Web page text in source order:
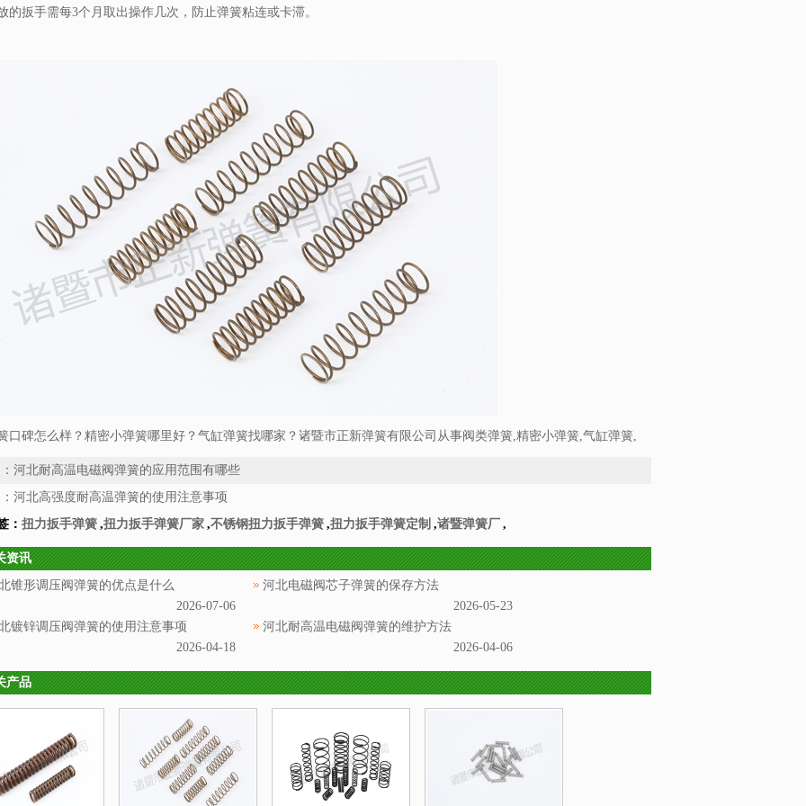
的扳手需每3个月取出操作几次，防止弹簧粘连或卡滞。
口碑怎么样？精密小弹簧哪里好？气缸弹簧找哪家？诸暨市正新弹簧有限公司从事阀类弹簧,精密小弹簧,气缸弹簧,
河北耐高温电磁阀弹簧的应用范围有哪些
河北高强度耐高温弹簧的使用注意事项
： 扭力扳手弹簧 ,扭力扳手弹簧厂家 ,不锈钢扭力扳手弹簧 ,扭力扳手弹簧定制 ,诸暨弹簧厂 ,
资讯
锥形调压阀弹簧的优点是什么
2026-07-06
河北电磁阀芯子弹簧的保存方法
2026-05-23
镀锌调压阀弹簧的使用注意事项
2026-04-18
河北耐高温电磁阀弹簧的维护方法
2026-04-06
产品